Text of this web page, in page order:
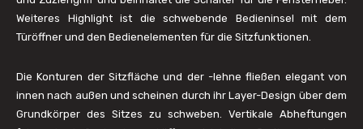
Weiteres Highlight ist die schwebende Bedieninsel mit dem
Türöffner und den Bedienelementen für die Sitzfunktionen.
Die Konturen der Sitzfläche und der -lehne fließen elegant von
innen nach außen und scheinen durch ihr Layer-Design über dem
Grundkörper des Sitzes zu schweben. Vertikale Abheftungen